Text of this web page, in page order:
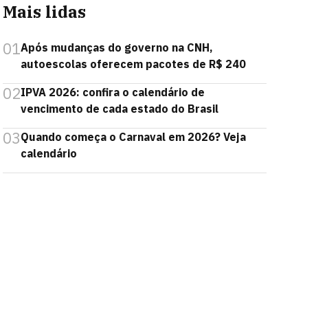
Mais lidas
01Após mudanças do governo na CNH,
autoescolas oferecem pacotes de R$ 240
02IPVA 2026: confira o calendário de
vencimento de cada estado do Brasil
03Quando começa o Carnaval em 2026? Veja
calendário